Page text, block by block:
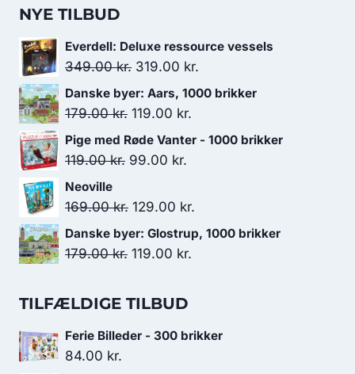
NYE TILBUD
Everdell: Deluxe ressource vessels
349.00kr. Den
oprindelige
pris
349.00 kr..
319.00 kr.
aktuelle
Danske byer: Aars, 1000 brikker
179.00kr. Den
oprindelige
pris
179.00 kr..
119.00 kr.
aktuelle
Pige med Røde Vanter - 1000 brikker
119.00kr. Den
pris
119.00 kr..
99.00 kr.
pris
99.00 kr..
Neoville
169.00kr. Den
oprindelige
pris
129.00 kr.
aktuelle
Danske byer: Glostrup, 1000 brikker
179.00kr. Den
pris
179.00 kr..
119.00 kr.
119.00 kr..
TILFÆLDIGE TILBUD
Ferie Billeder - 300 brikker
84.00 kr.